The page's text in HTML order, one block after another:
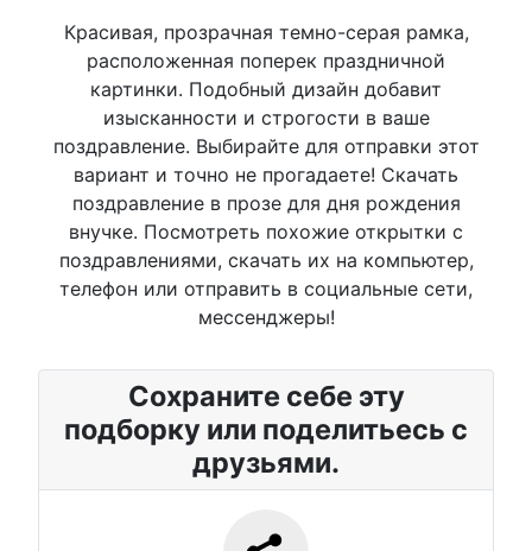
Красивая, прозрачная темно-серая рамка,
расположенная поперек праздничной
картинки. Подобный дизайн добавит
изысканности и строгости в ваше
поздравление. Выбирайте для отправки этот
вариант и точно не прогадаете! Скачать
поздравление в прозе для дня рождения
внучке. Посмотреть похожие открытки с
поздравлениями, скачать их на компьютер,
телефон или отправить в социальные сети,
мессенджеры!
Сохраните себе эту
подборку или поделитьесь с
друзьями.